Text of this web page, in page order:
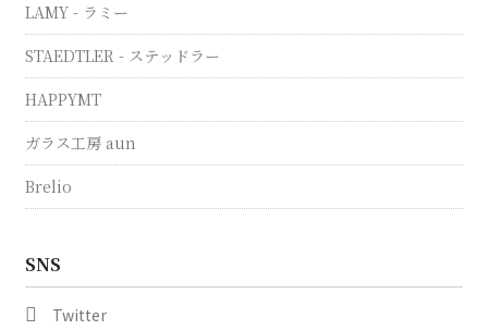
LAMY - ラミー
STAEDTLER - ステッドラー
HAPPYMT
ガラス工房 aun
Brelio
SNS
Twitter